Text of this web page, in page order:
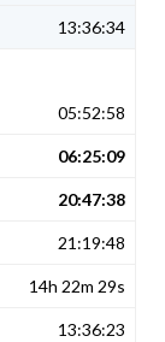
13:36:34
05:52:58
06:25:09
20:47:38
21:19:48
14h 22m 29s
13:36:23